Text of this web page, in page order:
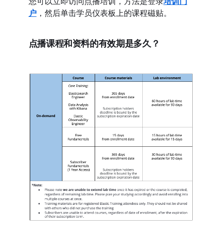
户，然后单击学员仪表板上的课程磁贴。
点播课程和资料的有效期是多久？